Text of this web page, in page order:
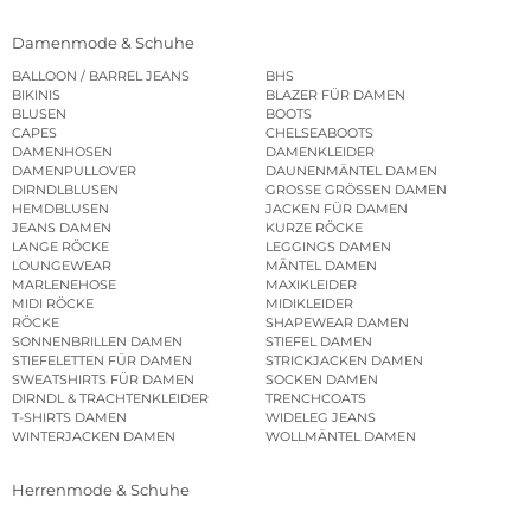
Damenmode & Schuhe
BALLOON / BARREL JEANS
BHS
BIKINIS
BLAZER FÜR DAMEN
BLUSEN
BOOTS
CAPES
CHELSEABOOTS
DAMENHOSEN
DAMENKLEIDER
DAMENPULLOVER
DAUNENMÄNTEL DAMEN
DIRNDLBLUSEN
GROSSE GRÖSSEN DAMEN
HEMDBLUSEN
JACKEN FÜR DAMEN
JEANS DAMEN
KURZE RÖCKE
LANGE RÖCKE
LEGGINGS DAMEN
LOUNGEWEAR
MÄNTEL DAMEN
MARLENEHOSE
MAXIKLEIDER
MIDI RÖCKE
MIDIKLEIDER
RÖCKE
SHAPEWEAR DAMEN
SONNENBRILLEN DAMEN
STIEFEL DAMEN
STIEFELETTEN FÜR DAMEN
STRICKJACKEN DAMEN
SWEATSHIRTS FÜR DAMEN
SOCKEN DAMEN
DIRNDL & TRACHTENKLEIDER
TRENCHCOATS
T-SHIRTS DAMEN
WIDELEG JEANS
WINTERJACKEN DAMEN
WOLLMÄNTEL DAMEN
Herrenmode & Schuhe